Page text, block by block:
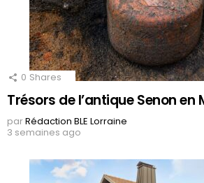
0 Shares
Trésors de l’antique Senon en
parRédaction BLE Lorraine
3 semaines ago